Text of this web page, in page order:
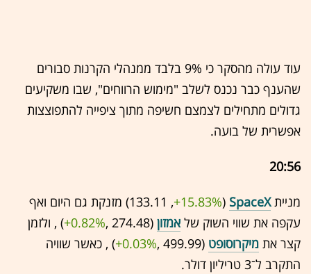
עוד עולה מהסקר כי 9% בלבד ממנהלי הקרנות סבורים
שהענף כבר נכנס לשלב "מימוש הרווחים", שבו משקיעים
גדולים מתחילים לצמצם חשיפה מתוך ציפייה להתפוצצות
אפשרית של בועה.
20:56
מנייתSpaceX
(133.11 ,‎
+15.83%
‏) מזנקת גם היום ואף
עקפה את שווי השוק שלאמזון (274.48 ,‎
+0.82%‏) , ולזמן
קצר את מיקרוסופט (499.99 ,‎
+0.03%‏) , כאשר שוויה
התקרב ל־3 טריליון דולר.